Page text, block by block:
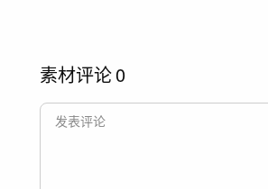
素材评论0